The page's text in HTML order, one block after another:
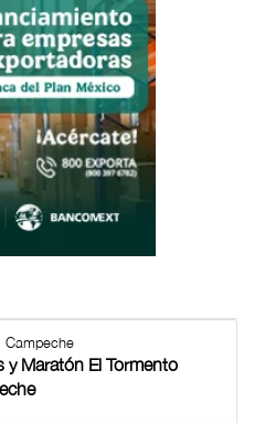
Campeche
y Maratón El Tormento